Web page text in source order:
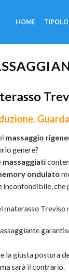
HOME
massaggio
genere?
massaggiati
ondulato
inconfondibile,
Treviso
la giusta postura
sarà il contrario.